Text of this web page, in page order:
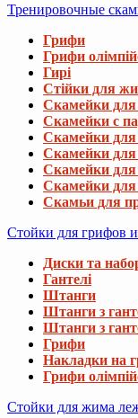
Тренировочные
Грифи
Грифи
Гирі
Стійки для
Скамейки для
Скамейки с
Скамейки для
Скамейки
Скамейки
Скамейки
Скамьи для
Стойки для грифов
Диски та
Гантелі
Штанги
Штанги з
Штанги з
Грифи
Накладки на
Грифи
Стойки для жима